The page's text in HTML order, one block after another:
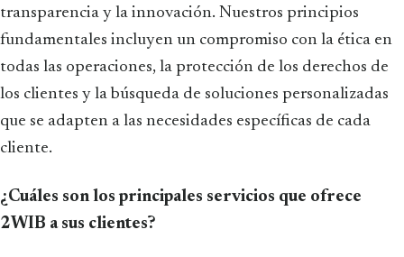
transparencia y la innovación. Nuestros principios
fundamentales incluyen un compromiso con la ética en
todas las operaciones, la protección de los derechos de
los clientes y la búsqueda de soluciones personalizadas
que se adapten a las necesidades específicas de cada
cliente.
¿Cuáles son los principales servicios que ofrece
2WIB a sus clientes?